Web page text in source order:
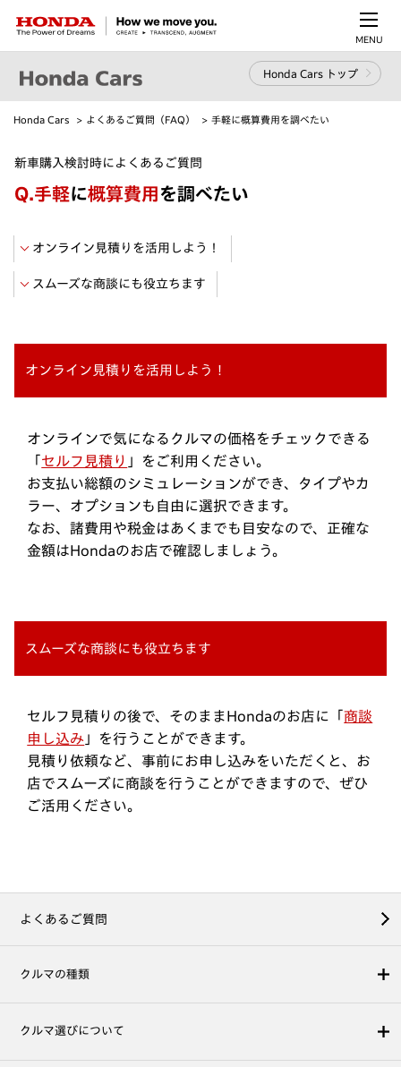
MENU
Honda Cars トップ
Honda Cars よくあるご質問（FAQ） 手軽に概算費用を調べたい
新車購入検討時によくあるご質問
Q.手軽に概算費用 を調べたい
オンライン見積りを活用しよう！
スムーズな商談にも役立ちます
オンライン見積りを活用しよう！
オンラインで気になるクルマの価格をチェックできる
「セルフ見積り 」をご利用ください。
お支払い総額のシミュレーションができ、タイプやカ
ラー、オプションも自由に選択できます。
なお、諸費用や税金はあくまでも目安なので、正確な
金額はHondaのお店で確認しましょう。
スムーズな商談にも役立ちます
セルフ見積りの後で、そのままHondaのお店に「商談
申し込み 」を行うことができます。
見積り依頼など、事前にお申し込みをいただくと、お
店でスムーズに商談を行うことができますので、ぜひ
ご活用ください。
よくあるご質問
クルマの種類
クルマ選びについて